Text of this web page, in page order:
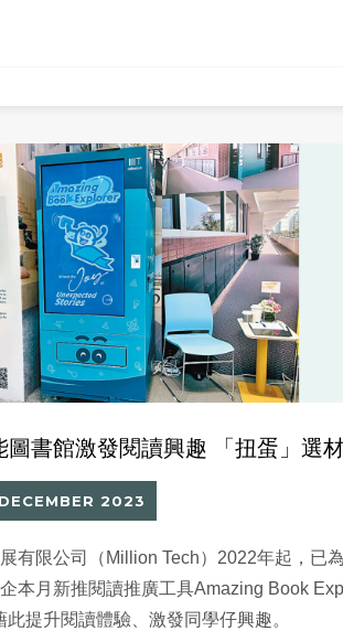
圖書館激發閱讀興趣 「扭蛋」選
2023
有限公司（Million Tech）2022年起，已
本月新推閱讀推廣工具Amazing Book
提升閱讀體驗、激發同學仔興趣。